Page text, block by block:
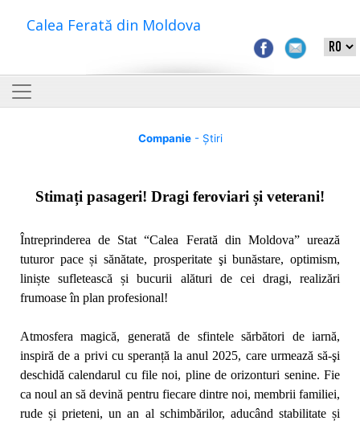
Calea Ferată din Moldova
Companie- Știri
Stimați pasageri! Dragi feroviari și veterani!
Întreprinderea de Stat “Calea Ferată din Moldova” urează
tuturor pace și sănătate, prosperitate şi bunăstare, optimism,
liniște sufletească și bucurii alături de cei dragi, realizări
frumoase în plan profesional!
Atmosfera magică, generată de sfintele sărbători de iarnă,
inspiră de a privi cu speranță la anul 2025, care urmează să-şi
deschidă calendarul cu file noi, pline de orizonturi senine. Fie
ca noul an sădevină pentru fiecare dintre noi, membrii familiei,
rude și prieteni,un an al schimbărilor, aducând stabilitate și